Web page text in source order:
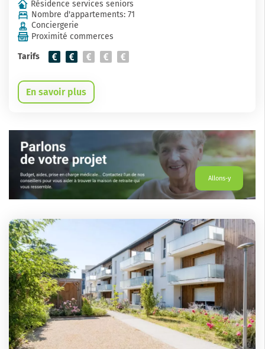
Résidence services seniors
Nombre d'appartements: 71
Conciergerie
Proximité commerces
Tarifs
En savoir plus
Allons-y